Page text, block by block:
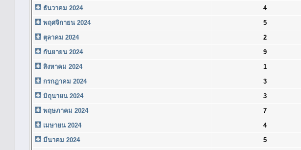
ธันวาคม 2024
4
พฤศจิกายน 2024
5
ตุลาคม 2024
2
กันยายน 2024
9
สิงหาคม 2024
1
กรกฎาคม 2024
3
มิถุนายน 2024
3
พฤษภาคม 2024
7
เมษายน 2024
4
มีนาคม 2024
5